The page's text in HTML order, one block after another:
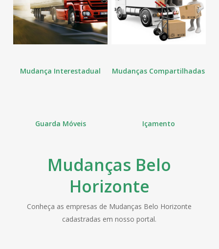
Mudança Interestadual Mudanças Compartilhadas
Guarda Móveis Içamento
Mudanças Belo
Horizonte
Conheça as empresas de Mudanças Belo Horizonte
cadastradas em nosso portal.